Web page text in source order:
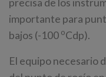
precisa de los
importante para
bajos (-100 oCdp).
El equipo necesario